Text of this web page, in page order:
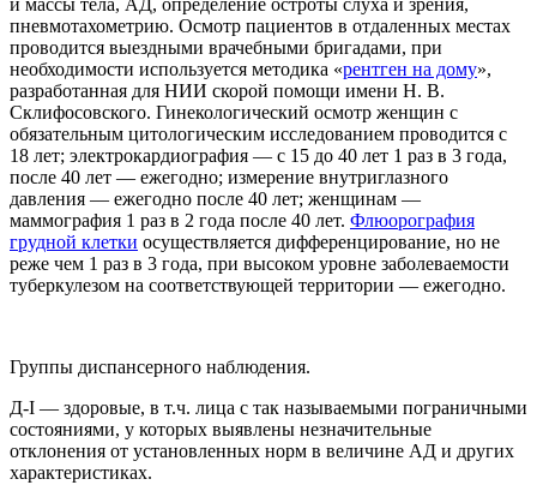
и массы тела, АД, определение остроты слуха и зрения,
пневмотахометрию. Осмотр пациентов в отдаленных местах
проводится выездными врачебными бригадами, при
необходимости используется методика «рентген на дому»,
разработанная для НИИ скорой помощи имени Н. В.
Склифосовского. Гинекологический осмотр женщин с
обязательным цитологическим исследованием проводится с
18 лет; электрокардиография — с 15 до 40 лет 1 раз в 3 года,
после 40 лет — ежегодно; измерение внутриглазного
давления — ежегодно после 40 лет; женщинам —
маммография 1 раз в 2 года после 40 лет. Флюорография
грудной клетки осуществляется дифференцирование, но не
реже чем 1 раз в 3 года, при высоком уровне заболеваемости
туберкулезом на соответствующей территории — ежегодно.
Группы диспансерного наблюдения.
Д-I — здоровые, в т.ч. лица с так называемыми пограничными
состояниями, у которых выявлены незначительные
отклонения от установленных норм в величине АД и других
характеристиках.